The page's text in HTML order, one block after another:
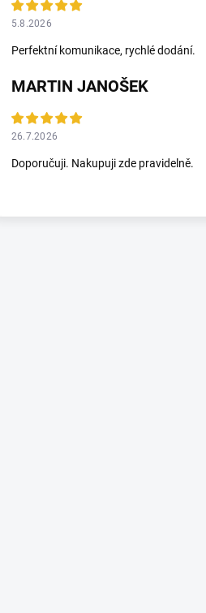
5.8.2026
Perfektní komunikace, rychlé dodání.
MARTIN JANOŠEK
26.7.2026
Doporučuji. Nakupuji zde pravidelně.